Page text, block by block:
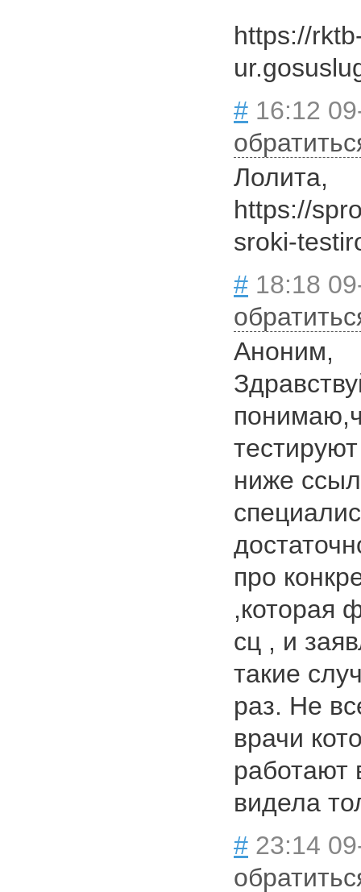
https://
# 16:12
Лолита,
https://
sroki-
# 18:18
Аноним,
ниже
про
,которая
сц , и
такие
раз. Не
врачи
видела
# 23:14